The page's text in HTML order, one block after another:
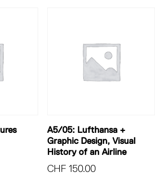
A5/05: Lufthansa +
Graphic Design, Visual
History of an Airline
CHF150.00